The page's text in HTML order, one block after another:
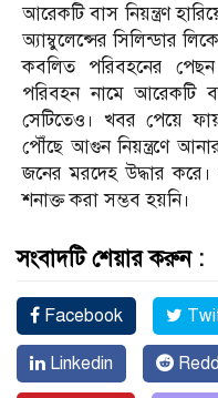
আরেকটি বাস নিয়ন্ত্রণ
অ্যাম্বুলেন্সের সিলিন্ডার
কবলিত পরিবহনের
পরিবহন নামে আরেকটি
সেটিতেও। খবর পেয়ে
পৌঁছে আগুন নিয়ন্ত্রণে
জনের মরদেহ উদ্ধার করে।
শনাক্ত করা সম্ভব হয়নি।
সংবাদটি শেয়ার করুন :
Facebook
Linkedin